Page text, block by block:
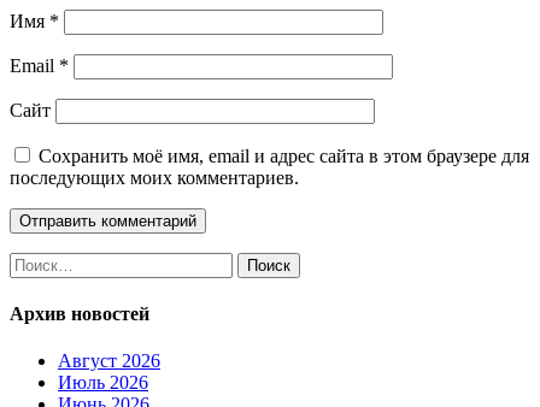
Имя *
Email *
Сайт
Сохранить моё имя, email и адрес сайта в этом браузере для
последующих моих комментариев.
Найти:
Архив новостей
Август 2026
Июль 2026